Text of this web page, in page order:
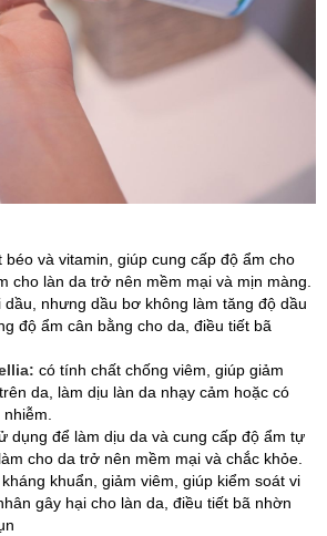
béo và vitamin, giúp cung cấp độ ẩm cho
cho làn da trở nên mềm mại và mịn màng.
dầu, nhưng dầu bơ không làm tăng độ dầu
độ ẩm cân bằng cho da, điều tiết bã
có tính chất chống viêm, giúp giảm
da, làm dịu làn da nhạy cảm hoặc có
dụng để làm dịu da và cung cấp độ ẩm tự
cho da trở nên mềm mại và chắc khỏe.
khuẩn, giảm viêm, giúp kiểm soát vi
gây hại cho làn da, điều tiết bã nhờn